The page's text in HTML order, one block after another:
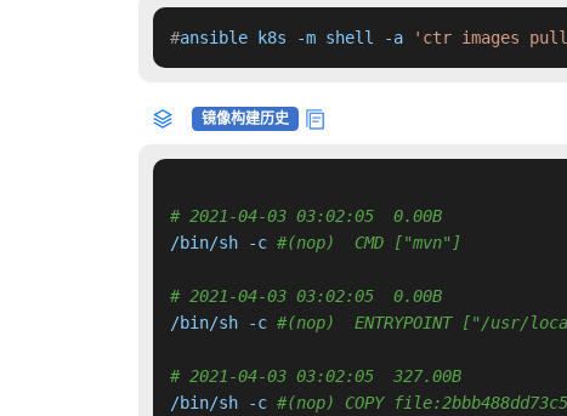
#ansible k8s -m shell -a 'ctr images pull
镜像构建历史
# 2021-04-03 03:02:05  0.00B
/bin/sh -c #(nop)  CMD ["mvn"]
# 2021-04-03 03:02:05  0.00B
/bin/sh -c #(nop)  ENTRYPOINT ["/usr/
# 2021-04-03 03:02:05  327.00B
/bin/sh -c #(nop) COPY